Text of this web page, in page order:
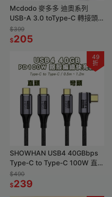
Mcdodo 麥多多 迪奧系列
USB-A 3.0 toType-C 轉接頭
lightning 轉接頭
$399
$205
49
折
SHOWHAN USB4 40GBbps
Type-C to Type-C 100W 直頭
彎頭 鋁殼編織 PD快充線
$490
$239